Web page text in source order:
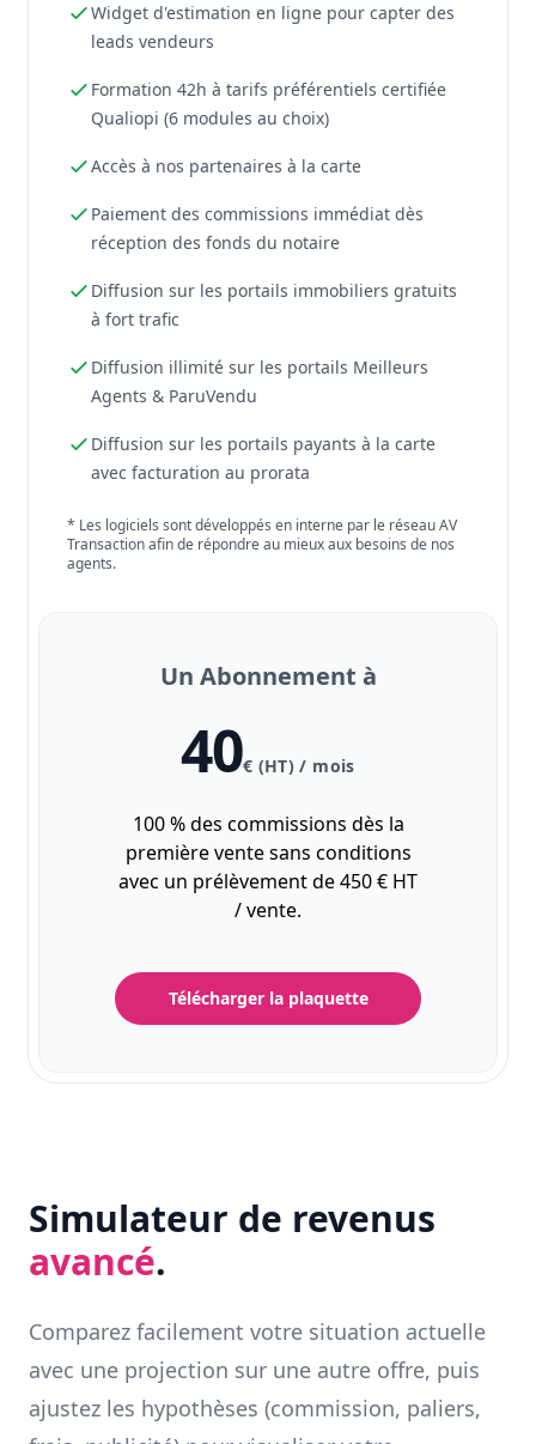
Widget d'estimation en ligne pour capter des
leads vendeurs
Formation 42h à tarifs préférentiels certifiée
Qualiopi (6 modules au choix)
Accès à nos partenaires à la carte
Paiement des commissions immédiat dès
réception des fonds du notaire
Diffusion sur les portails immobiliers gratuits
à fort trafic
Diffusion illimité sur les portails Meilleurs
Agents & ParuVendu
Diffusion sur les portails payants à la carte
avec facturation au prorata
* Les logiciels sont développés en interne par le réseau AV
Transaction afin de répondre au mieux aux besoins de nos
agents.
Un Abonnement à
40€ (HT) / mois
100 % des commissions dès la
première vente sans conditions
avec un prélèvement de 450 € HT
/ vente.
Télécharger la plaquette
Simulateur de revenus
avancé.
Comparez facilement votre situation actuelle
avec une projection sur une autre offre, puis
ajustez les hypothèses (commission, paliers,